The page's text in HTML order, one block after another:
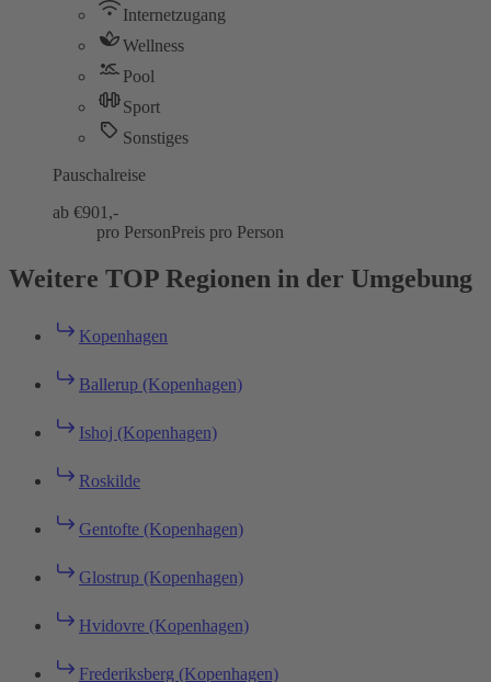
Internetzugang
Wellness
Pool
Sport
Sonstiges
Pauschalreise
ab €901,-
pro PersonPreis pro Person
Weitere TOP Regionen in der Umgebung
Kopenhagen
Ballerup (Kopenhagen)
Ishoj (Kopenhagen)
Roskilde
Gentofte (Kopenhagen)
Glostrup (Kopenhagen)
Hvidovre (Kopenhagen)
Frederiksberg (Kopenhagen)